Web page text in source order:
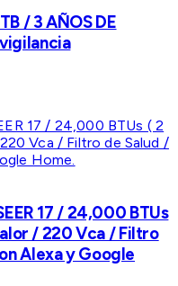
/ 3 AÑOS DE
17 / 24,000 BTUs
/ 220 Vca / Filtro
Alexa y Google